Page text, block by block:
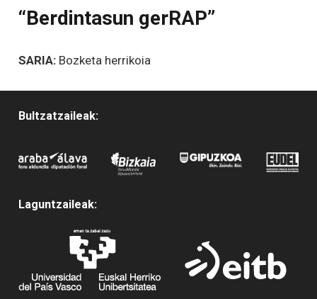
“Berdintasun gerRAP”
SARIA:Bozketa herrikoia
Bultzatzaileak:
Laguntzaileak: